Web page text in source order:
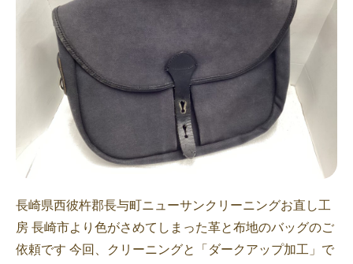
長崎県西彼杵郡長与町ニューサンクリーニングお直し工
房 長崎市より色がさめてしまった革と布地のバッグのご
依頼です 今回、クリーニングと「ダークアップ加工」で